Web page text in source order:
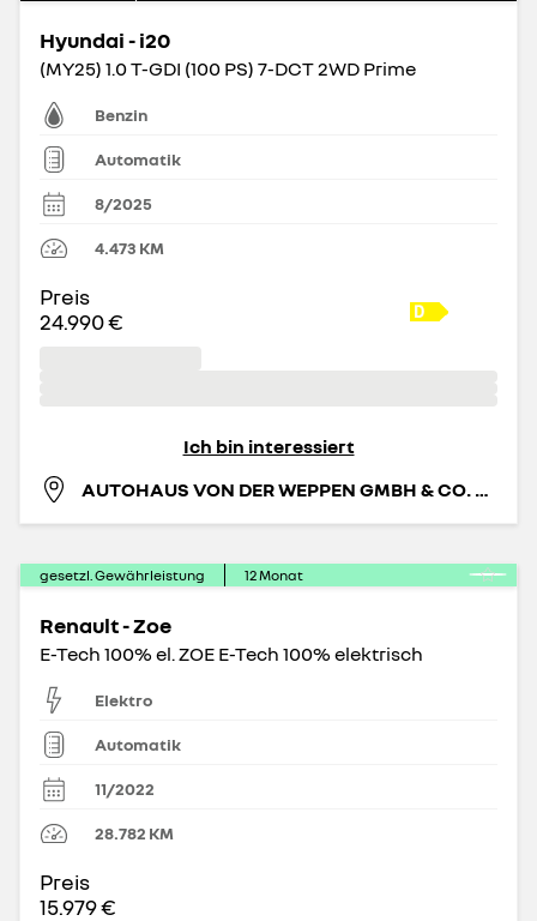
Hyundai - i20
(MY25) 1.0 T-GDI (100 PS) 7-DCT 2WD Prime
Benzin
Automatik
8/2025
4.473 KM
Preis
24.990 €
Ich bin interessiert
AUTOHAUS VON DER WEPPEN GMBH & CO. KG
gesetzl. Gewährleistung 12Monat
Renault - Zoe
E-Tech 100% el. ZOE E-Tech 100% elektrisch
Elektro
Automatik
11/2022
28.782 KM
Preis
15.979 €